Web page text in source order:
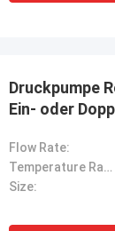
Druckpumpe
Ein- oder
Flow Rate:
Temperature Range:
Size: